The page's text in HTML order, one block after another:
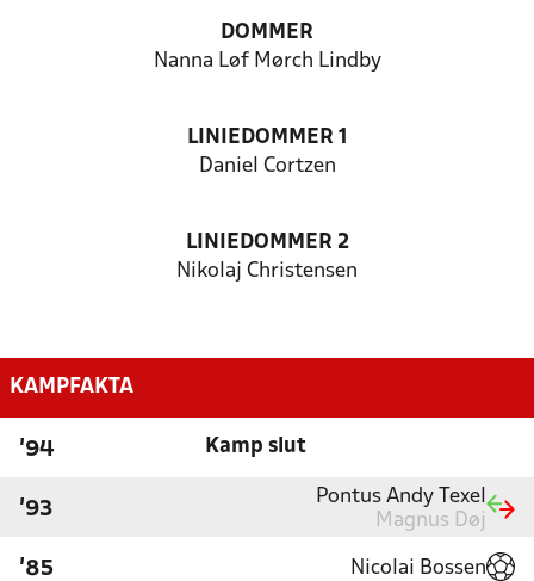
DOMMER
Nanna Løf Mørch Lindby
LINIEDOMMER 1
Daniel Cortzen
LINIEDOMMER 2
Nikolaj Christensen
KAMPFAKTA
'94 Kamp slut
'93
Pontus Andy Texel
Magnus Døj
'85 Nicolai Bossen